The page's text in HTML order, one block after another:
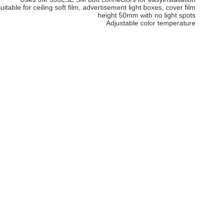
for ceiling soft film, advertisement light boxes, cover film
height 50mm with no light spots
Adjustable color temperature